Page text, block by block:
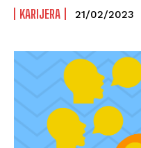
KARIJERA 21/02/2023